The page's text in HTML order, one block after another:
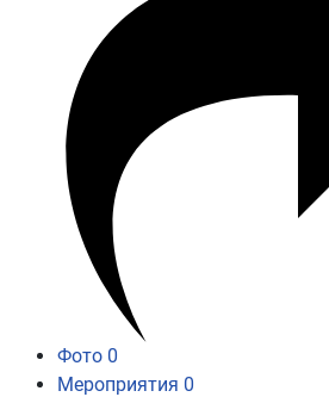
Фото 0
Мероприятия 0